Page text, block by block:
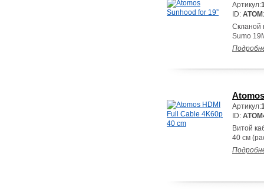
Артикул:
ID:
Скланой
Sumo
Артикул:
ID:
Витой
40 см